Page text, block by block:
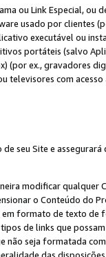
ou Link Especial,
usado por clientes
executável ou
portáteis (salvo
(por ex., gravadores
com
seu Site e assegurará
modificar
o Conteúdo do
formato de texto
de links que
não seja formatada